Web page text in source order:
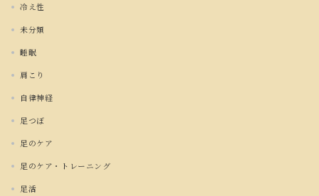
冷え性
未分類
睡眠
肩こり
自律神経
足つぼ
足のケア
足のケア・トレーニング
足活